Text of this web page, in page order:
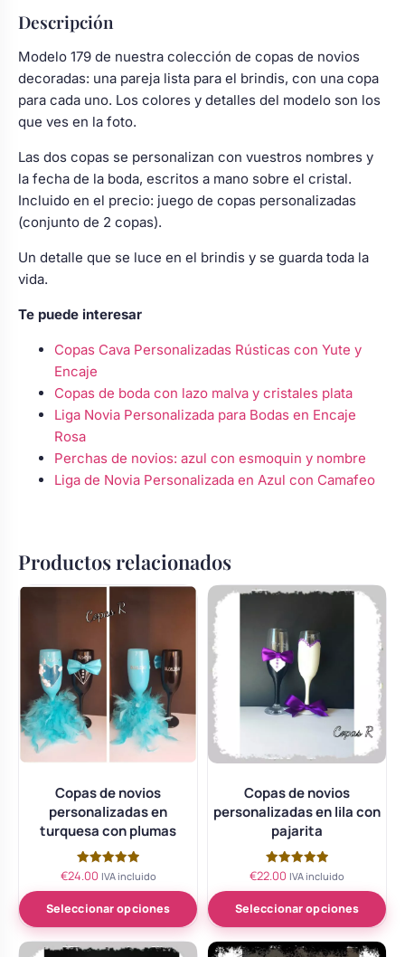
Descripción
Modelo 179 de nuestra colección de copas de novios
decoradas: una pareja lista para el brindis, con una copa
para cada uno. Los colores y detalles del modelo son los
que ves en la foto.
Las dos copas se personalizan con vuestros nombres y
la fecha de la boda, escritos a mano sobre el cristal.
Incluido en el precio: juego de copas personalizadas
(conjunto de 2 copas).
Un detalle que se luce en el brindis y se guarda toda la
vida.
Te puede interesar
Copas Cava Personalizadas Rústicas con Yute y
Encaje
Copas de boda con lazo malva y cristales plata
Liga Novia Personalizada para Bodas en Encaje
Rosa
Perchas de novios: azul con esmoquin y nombre
Liga de Novia Personalizada en Azul con Camafeo
Productos relacionados
Copas de novios
personalizadas en
turquesa con plumas
Valorado
con
5.00
de 5
€24.00 IVA incluido
Seleccionar opciones
Copas de novios
personalizadas en lila con
pajarita
Valorado
con
5.00
de 5
€22.00 IVA incluido
Seleccionar opciones